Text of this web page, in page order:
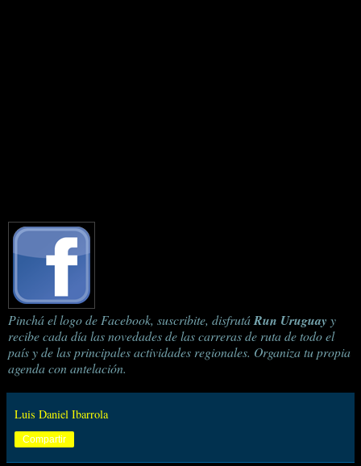
Pinchá el logo de Facebook, suscribite, disfrutáRun Uruguay y
recibe cada día las novedades de las carreras de ruta de todo el
país y de las principales actividades regionales. Organiza tu propia
agenda con antelación.
Luis Daniel Ibarrola
Compartir